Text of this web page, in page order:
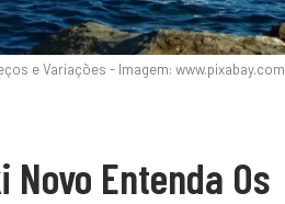
e Variações - Imagem: www.pixabay.com
Novo Entenda Os